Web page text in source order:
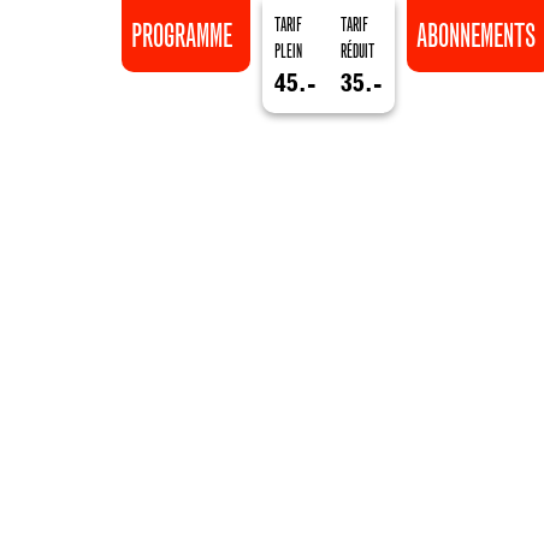
PROGRAMME
TARIF
PLEIN
45.-
TARIF
RÉDUIT
35.-
ABONNEMENTS